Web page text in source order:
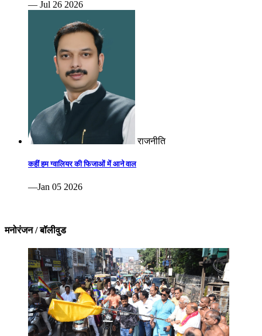
— Jul 26 2026
राजनीति
कहीं हम ग्वालियर की फिजाओं में आने वाल
—Jan 05 2026
मनोरंजन / बॉलीवुड